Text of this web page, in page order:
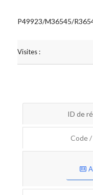
P49923/M36545/
Visites :
ID de
Code